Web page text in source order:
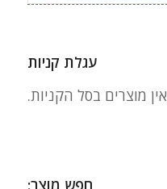
עגלת קניות
אין מוצרים בסל הקניות.